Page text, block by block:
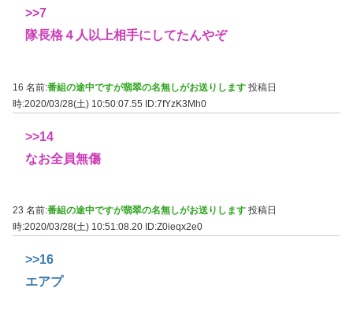
>>7
隊長格４人以上相手にしてたんやぞ
16 名前:番組の途中ですが翡翠の名無しがお送りします 投稿日
時:2020/03/28(土) 10:50:07.55 ID:7fYzK3Mh0
>>14
なお全員無傷
23 名前:番組の途中ですが翡翠の名無しがお送りします 投稿日
時:2020/03/28(土) 10:51:08.20 ID:Z0ieqx2e0
>>16
エアプ